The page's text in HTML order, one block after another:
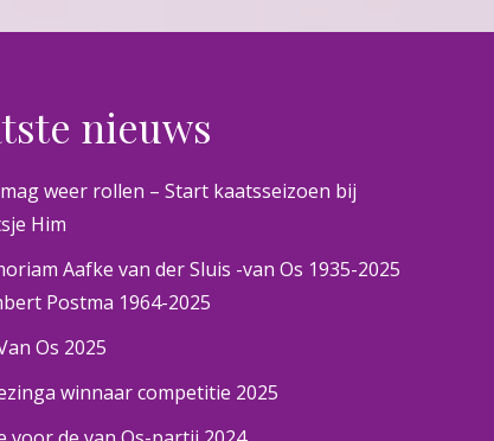
nieuws
weer rollen – Start kaatsseizoen bij
Him
Aafke van der Sluis -van Os 1935-2025
Postma 1964-2025
Os 2025
winnaar competitie 2025